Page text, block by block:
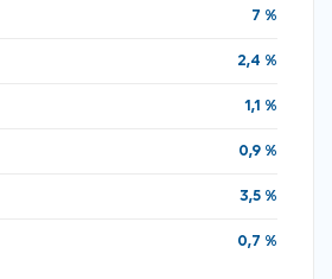
7 %
2,4 %
1,1 %
0,9 %
3,5 %
0,7 %